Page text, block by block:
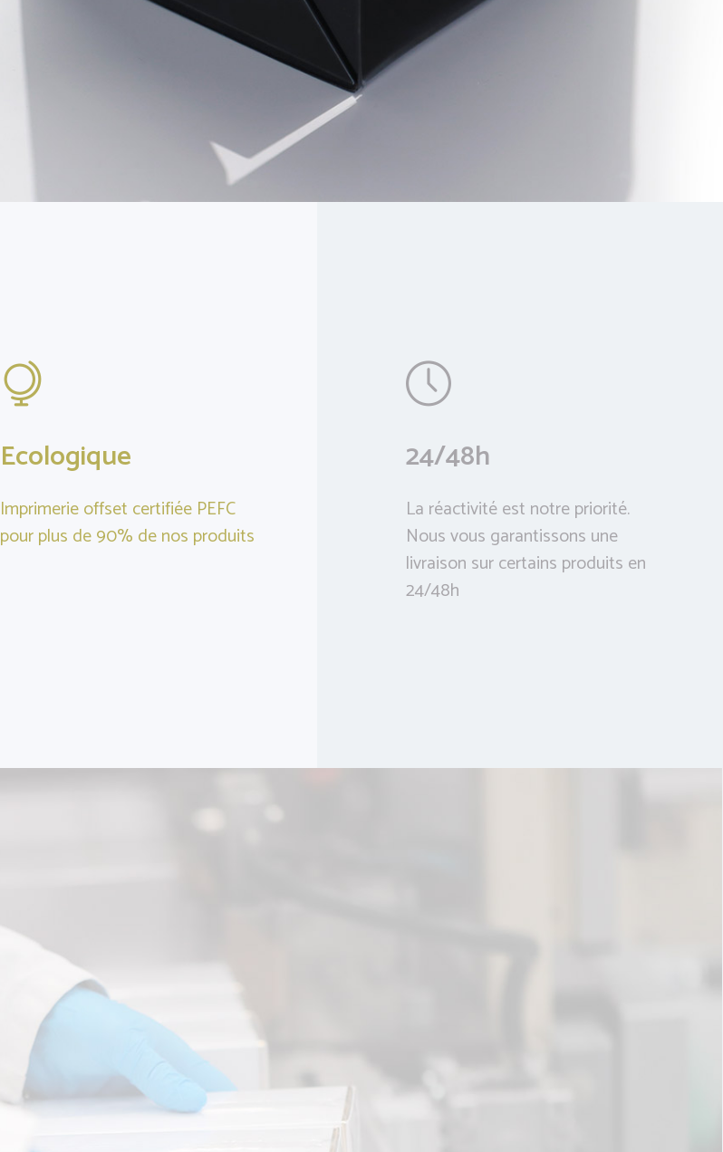
Ecologique
Imprimerie offset certifiée PEFC
pour plus de 90% de nos produits
24/48h
La réactivité est notre priorité.
Nous vous garantissons une
livraison sur certains produits en
24/48h